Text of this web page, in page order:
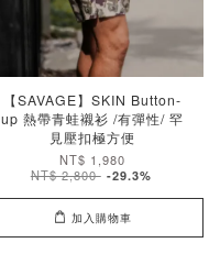
【SAVAGE】SKIN Button-
up 熱帶青蛙襯衫 /有彈性/ 罕
見壓扣極方便
NT$ 1,980
NT$ 2,800 -29.3%
加入購物車